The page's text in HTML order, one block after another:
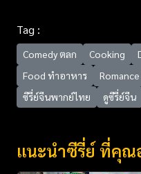
Tag :
Comedy ตลก Cooking
Food ทำอาหาร
ซีรี่ย์จีนพากย์ไทย
ดูซีรี่ย์จีน
แนะนำซีรี่ย์ ที่คุณ